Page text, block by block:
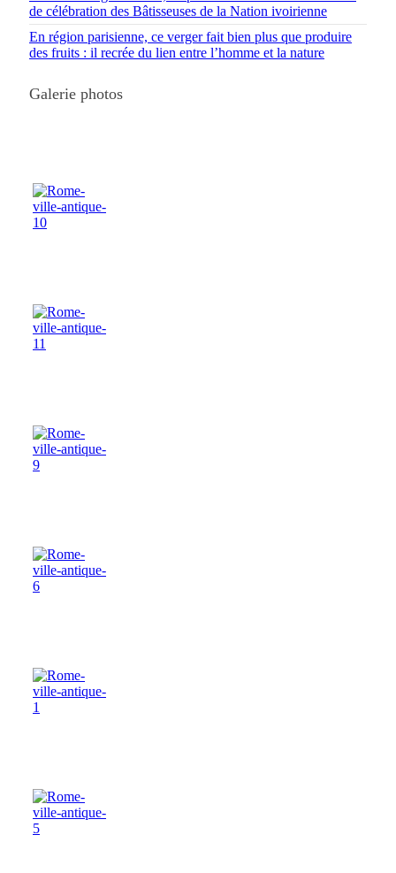
de célébration des Bâtisseuses de la Nation ivoirienne
En région parisienne, ce verger fait bien plus que produire
des fruits : il recrée du lien entre l’homme et la nature
Galerie photos